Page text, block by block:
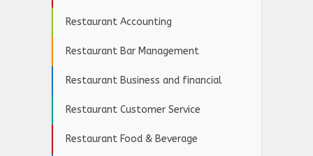
Restaurant Accounting
Restaurant Bar Management
Restaurant Business and financial
Restaurant Customer Service
Restaurant Food & Beverage